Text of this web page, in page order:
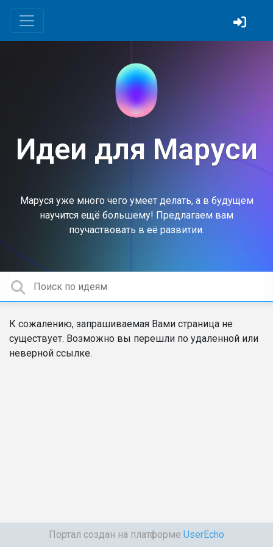
Идеи для Маруси
Маруся уже много чего умеет делать, а в будущем
научится ещё большему! Предлагаем вам
поучаствовать в её развитии.
К сожалению, запрашиваемая Вами страница не
существует. Возможно вы перешли по удаленной или
неверной ссылке.
Портал создан на платформе UserEcho